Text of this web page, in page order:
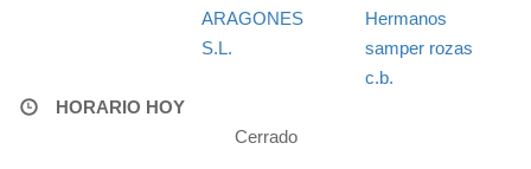
ARAGONES
S.L.
Hermanos
samper rozas
c.b.
HORARIO HOY
Cerrado